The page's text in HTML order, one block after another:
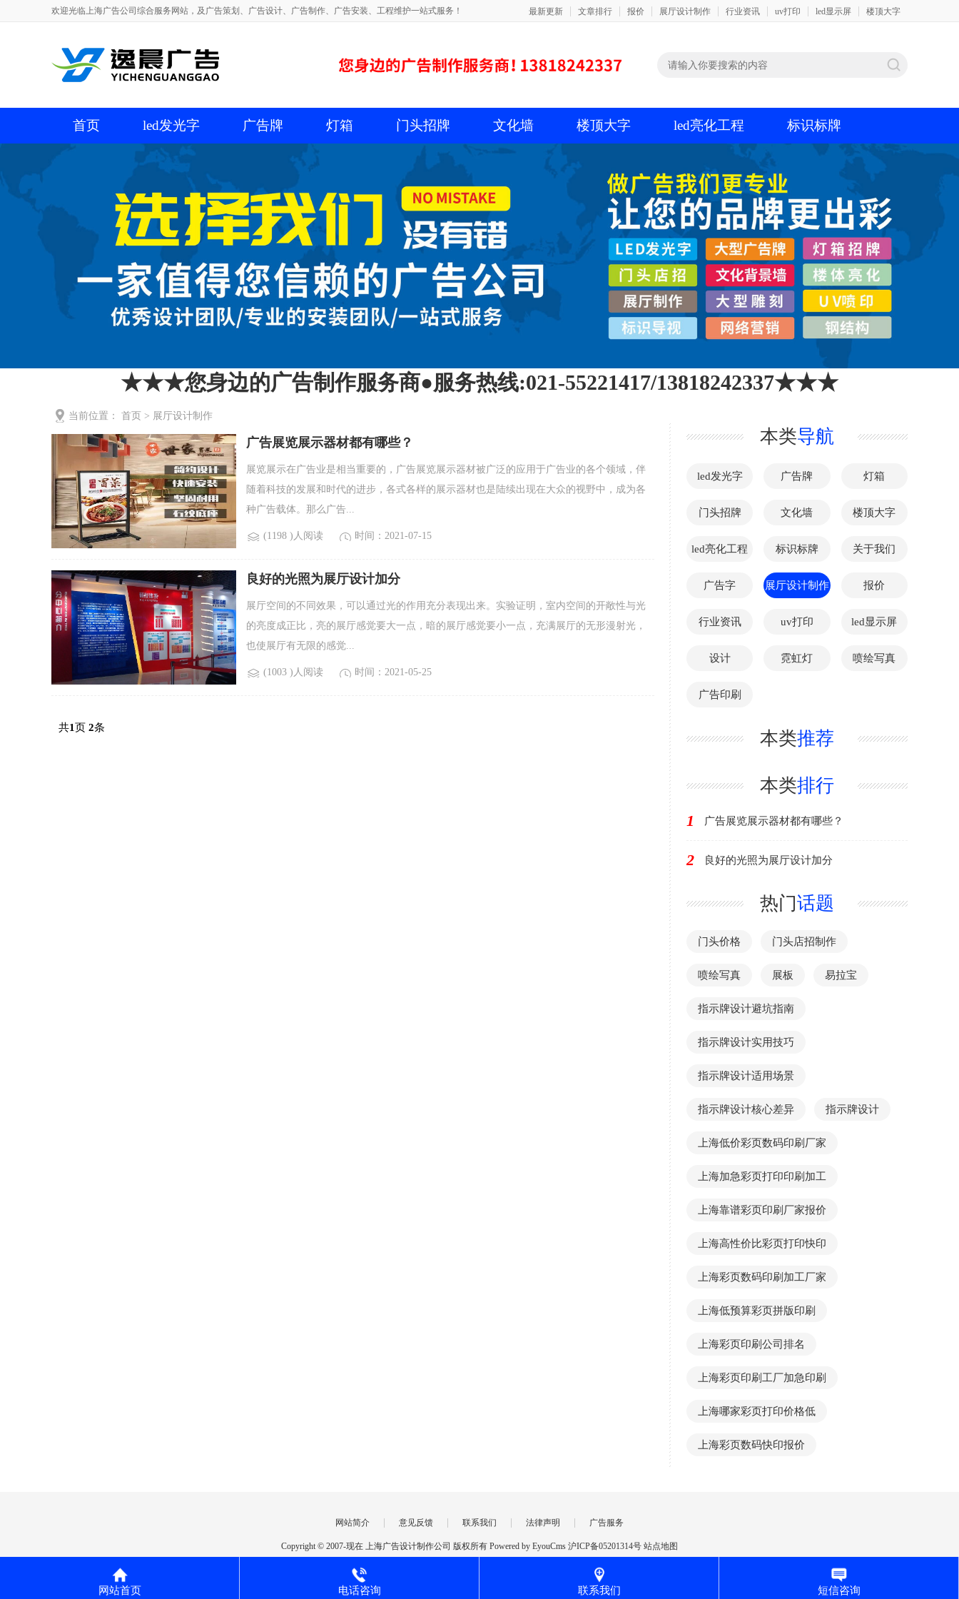
欢迎光临上海广告公司综合服务网站，及广告策划、广告设计、广告制作、广告安装、工程维护一站式服务！ 最新更新 文章排行 报价 展厅设计制作 行业资讯 uv打印 led显示屏 楼顶大字
首页 led发光字 广告牌 灯箱 门头招牌 文化墙 楼顶大字 led亮化工程 标识标牌
广告字 展厅设计制作 uv打印 设计
喷绘写真 广告印刷
★★★您身边的广告制作服务商●服务热线:021-55221417/13818242337★★★
当前位置： 首页 > 展厅设计制作
广告展览展示器材都有哪些？
展览展示在广告业是相当重要的，广告展览展示器材被广泛的应用于广告业的各个领域，伴
随着科技的发展和时代的进步，各式各样的展示器材也是陆续出现在大众的视野中，成为各
种广告载体。那么广告...
(1198 )人阅读 时间：2021-07-15
良好的光照为展厅设计加分
展厅空间的不同效果，可以通过光的作用充分表现出来。实验证明，室内空间的开敞性与光
的亮度成正比，亮的展厅感觉要大一点，暗的展厅感觉要小一点，充满展厅的无形漫射光，
也使展厅有无限的感觉...
(1003 )人阅读 时间：2021-05-25
共1页 2条
本类导航
led发光字 广告牌 灯箱
门头招牌 文化墙 楼顶大字
led亮化工程 标识标牌 关于我们
广告字 展厅设计制作 报价
行业资讯 uv打印 led显示屏
设计 霓虹灯 喷绘写真
广告印刷
本类推荐
本类排行
1 广告展览展示器材都有哪些？
2 良好的光照为展厅设计加分
热门话题
门头价格 门头店招制作
喷绘写真 展板 易拉宝
指示牌设计避坑指南
指示牌设计实用技巧
指示牌设计适用场景
指示牌设计核心差异 指示牌设计
上海低价彩页数码印刷厂家
上海加急彩页打印印刷加工
上海靠谱彩页印刷厂家报价
上海高性价比彩页打印快印
上海彩页数码印刷加工厂家
上海低预算彩页拼版印刷
上海彩页印刷公司排名
上海彩页印刷工厂加急印刷
上海哪家彩页打印价格低
上海彩页数码快印报价
网站简介 | 意见反馈 | 联系我们 | 法律声明 | 广告服务
Copyright © 2007-现在 上海广告设计制作公司 版权所有 Powered by EyouCms 沪ICP备05201314号 站点地图
免责声明：本站支持广告法相关规定, 且已竭力规避使用“极限化违禁词",如不慎出现仅代本站范围内对比,不支持以任何"违禁词”为借口举报我司违反《广告法》的变相勒索行为!
本站部分素材或案例来源互联网，以传播信息为目的进行转载,如涉及版权请直接与客服联系,我们将及时更正删除,谢谢。
网站首页 电话咨询 联系我们 短信咨询